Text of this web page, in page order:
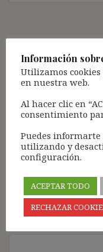
Deja una
Tu dirección de
campos obligatorios
Información
Utilizamos
en nuestra web.
Al hacer clic en
consentimiento
Puedes informarte
utilizando y
configuración.
ACEPTAR TODO
RECHAZAR